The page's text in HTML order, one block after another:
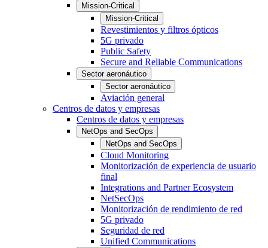
Mission-Critical
Mission-Critical
Revestimientos y filtros ópticos
5G privado
Public Safety
Secure and Reliable Communications
Sector aeronáutico
Sector aeronáutico
Aviación general
Centros de datos y empresas
Centros de datos y empresas
NetOps and SecOps
NetOps and SecOps
Cloud Monitoring
Monitorización de experiencia de usuario
final
Integrations and Partner Ecosystem
NetSecOps
Monitorización de rendimiento de red
5G privado
Seguridad de red
Unified Communications